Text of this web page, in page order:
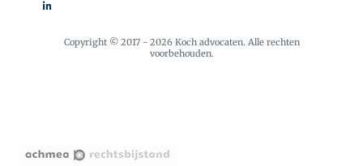
Copyright © 2017 - 2026 Koch advocaten. Alle rechten
voorbehouden.